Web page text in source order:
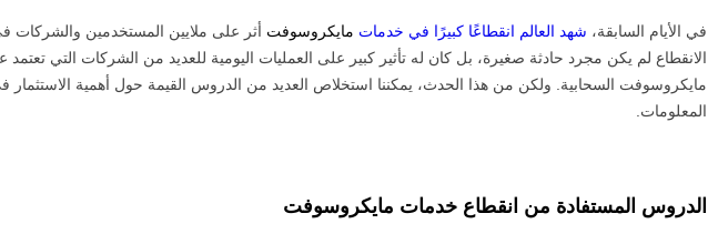
في الأيام السابقة، شهد العالم انقطاعًا كبيرًا في خدمات مايكروسوفت أثر على ملايين المستخدمين والشركات
الانقطاع لم يكن مجرد حادثة صغيرة، بل كان له تأثير كبير على العمليات اليومية للعديد من الشركات التي
مايكروسوفت السحابية. ولكن من هذا الحدث، يمكننا استخلاص العديد من الدروس القيمة حول أهمية الاستثمار
المعلومات.
الدروس المستفادة من انقطاع خدمات مايكروسوفت